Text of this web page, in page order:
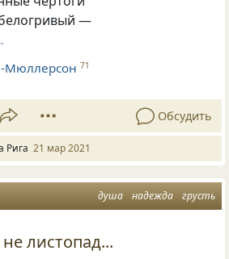
—
Мюллерсон 71
Обсудить
Рига 21 мар 2021
душа надежда грусть
листопад...